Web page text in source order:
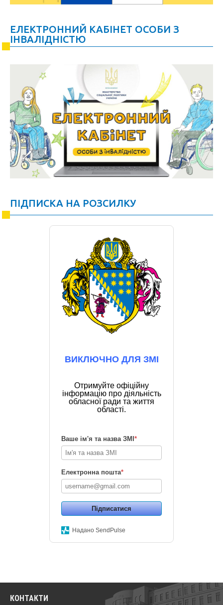
ЕЛЕКТРОННИЙ КАБІНЕТ ОСОБИ З
ІНВАЛІДНІСТЮ
ПІДПИСКА НА РОЗСИЛКУ
ВИКЛЮЧНО ДЛЯ ЗМІ
Отримуйте офіційну
інформацію про діяльність
обласної ради та життя
області.
Ваше ім'я та назва ЗМІ *
Електронна пошта*
Підписатися
Надано SendPulse
КОНТАКТИ